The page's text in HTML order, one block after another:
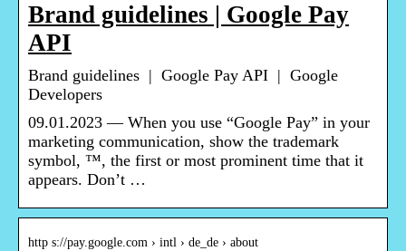
Brand guidelines | Google Pay
API
Brand guidelines | Google Pay API | Google
Developers
09.01.2023 — When you use “Google Pay” in your
marketing communication, show the trademark
symbol, ™, the first or most prominent time that it
appears. Don’t …
http s://pay.google.com › intl › de_de › about